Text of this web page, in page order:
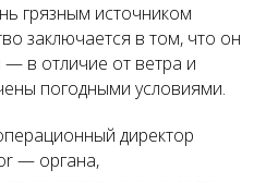
грязным источником
заключается в том, что он
в отличие от ветра и
погодными условиями.
директор
— органа,